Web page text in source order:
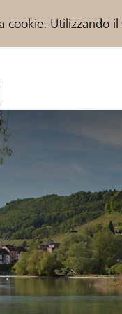
cookie. Utilizzando